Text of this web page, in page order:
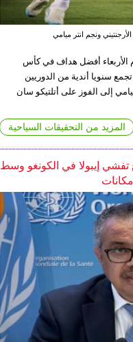
ونجم انتر ميامي
الأربعاء أفضل هداف في كأس
سنويا أندية من الدوريين
إلى الفوز على أتلتيكو سان
المزيد من التحقيقات السياحية
تفشي إيبولا في الكونغو وسط